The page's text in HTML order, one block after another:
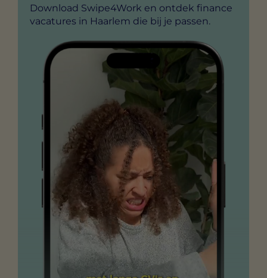
Download Swipe4Work en ontdek finance
vacatures in Haarlem die bij je passen.